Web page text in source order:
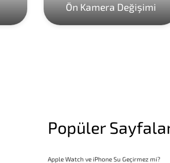
Ön Kamera Değişimi
Popüler
Apple Watch ve iPhone Su Geçirmez mi?